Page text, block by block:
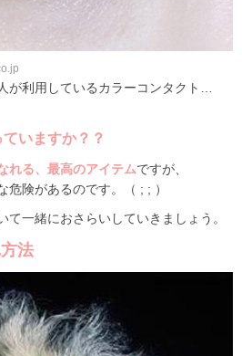
が利用しているカラーコンタクト…
いますか？？
れる、最高のアイテムですが、
険があるのです。（ ; ; ）
一緒におさらいしていきましょう。
法